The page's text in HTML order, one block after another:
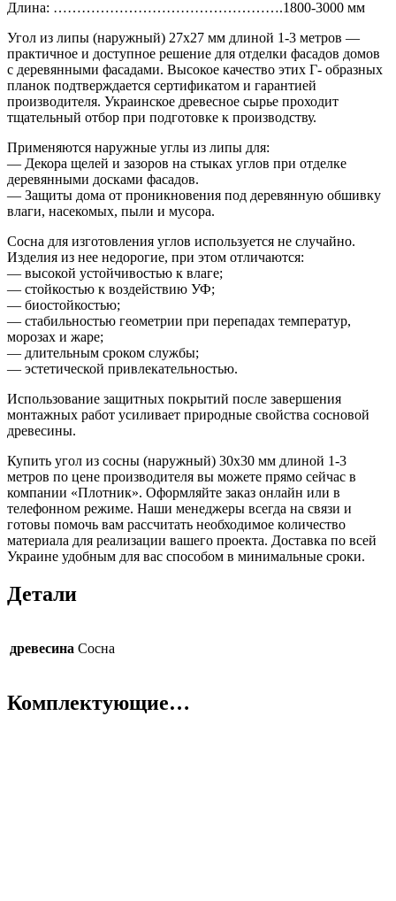
Длина: ………………………………………….1800-3000 мм
Угол из липы (наружный) 27х27 мм длиной 1-3 метров —
практичное и доступное решение для отделки фасадов домов
с деревянными фасадами. Высокое качество этих Г- образных
планок подтверждается сертификатом и гарантией
производителя. Украинское древесное сырье проходит
тщательный отбор при подготовке к производству.
Применяются наружные углы из липы для:
— Декора щелей и зазоров на стыках углов при отделке
деревянными досками фасадов.
— Защиты дома от проникновения под деревянную обшивку
влаги, насекомых, пыли и мусора.
Сосна для изготовления углов используется не случайно.
Изделия из нее недорогие, при этом отличаются:
— высокой устойчивостью к влаге;
— стойкостью к воздействию УФ;
— биостойкостью;
— стабильностью геометрии при перепадах температур,
морозах и жаре;
— длительным сроком службы;
— эстетической привлекательностью.
Использование защитных покрытий после завершения
монтажных работ усиливает природные свойства сосновой
древесины.
Купить угол из сосны (наружный) 30х30 мм длиной 1-3
метров по цене производителя вы можете прямо сейчас в
компании «Плотник». Оформляйте заказ онлайн или в
телефонном режиме. Наши менеджеры всегда на связи и
готовы помочь вам рассчитать необходимое количество
материала для реализации вашего проекта. Доставка по всей
Украине удобным для вас способом в минимальные сроки.
Детали
древесина Cосна
Комплектующие…